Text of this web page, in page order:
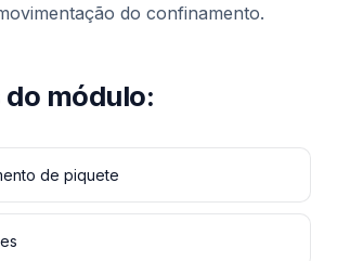
do confinamento.
do módulo:
de piquete